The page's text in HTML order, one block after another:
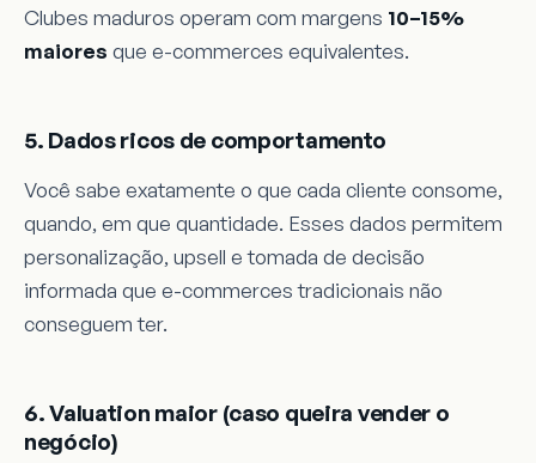
Clubes maduros operam com margens 10–15%
maiores que e-commerces equivalentes.
5. Dados ricos de comportamento
Você sabe exatamente o que cada cliente consome,
quando, em que quantidade. Esses dados permitem
personalização, upsell e tomada de decisão
informada que e-commerces tradicionais não
conseguem ter.
6. Valuation maior (caso queira vender o
negócio)